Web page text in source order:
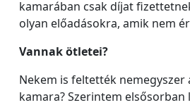
kamarában csak díjat
olyan előadásokra, amik nem
Vannak ötletei?
Nekem is feltették nemegyszer
kamara? Szerintem elsősorban